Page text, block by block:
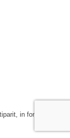
in format online